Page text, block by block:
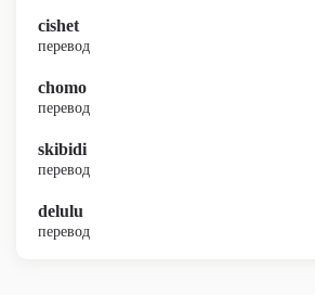
cishet
перевод
chomo
перевод
skibidi
перевод
delulu
перевод